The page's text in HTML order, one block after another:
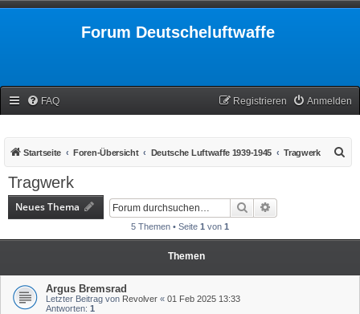
Forum Deutscheluftwaffe
FAQ Anmelden
Registrieren
Startseite Foren-Übersicht Deutsche Luftwaffe 1939-1945 Tragwerk
Tragwerk
Neues Thema Suche
5 Themen • Seite 1 von 1
Themen
Argus Bremsrad
Letzter Beitrag von Revolver « 01 Feb 2025 13:33
Antworten: 1